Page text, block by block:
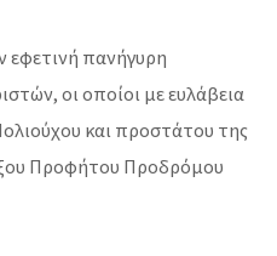
εφετινή πανήγυρη
οι οποίοι με ευλάβεια
και προστάτου της
Προφήτου Προδρόμου